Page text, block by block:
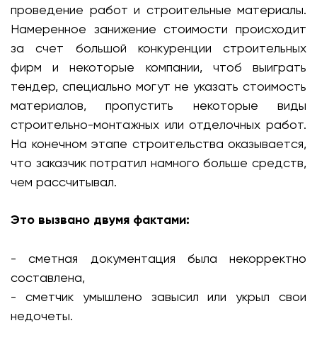
проведение работ и строительные материалы.
Намеренное занижение стоимости происходит
за счет большой конкуренции строительных
фирм и некоторые компании, чтоб выиграть
тендер, специально могут не указать стоимость
материалов, пропустить некоторые виды
строительно-монтажных или отделочных работ.
На конечном этапе строительства оказывается,
что заказчик потратил намного больше средств,
чем рассчитывал.
Это вызвано двумя фактами:
- сметная документация была некорректно
составлена,
- сметчик умышлено завысил или укрыл свои
недочеты.